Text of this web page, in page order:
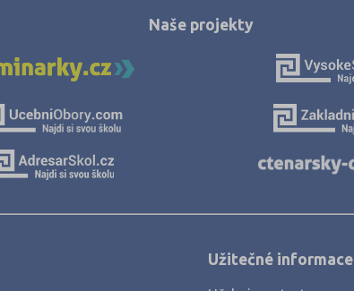
Jindřichův Hradec (7)
Karviná (12)
Kladno (7)
Kolín (6)
Naše projekty
Užitečné informace